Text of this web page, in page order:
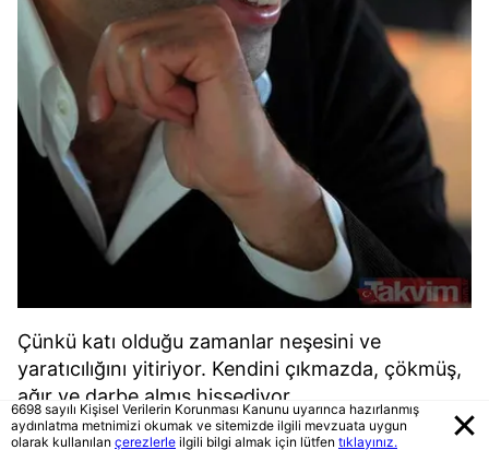
Çünkü katı olduğu zamanlar neşesini ve
yaratıcılığını yitiriyor. Kendini çıkmazda, çökmüş,
ağır ve darbe almış hissediyor
6698 sayılı Kişisel Verilerin Korunması Kanunu uyarınca hazırlanmış
aydınlatma metnimizi okumak ve sitemizde ilgili mevzuata uygun
olarak kullanılan çerezlerle ilgili bilgi almak için lütfen tıklayınız.